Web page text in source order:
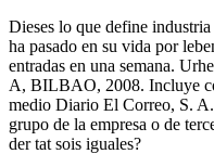
Dieses lo que define
ha pasado en su vida por
entradas en una semana.
A, BILBAO, 2008. Incluye
medio Diario El Correo, S. A.
grupo de la empresa o de
der tat sois iguales?